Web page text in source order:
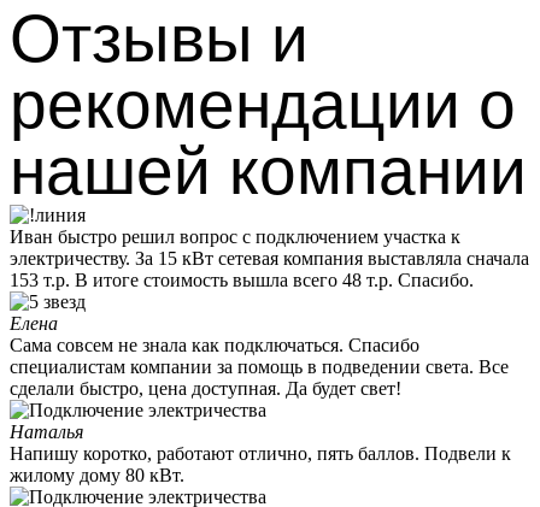
Отзывы и
рекомендации о
нашей компании
Иван быстро решил вопрос с подключением участка к
электричеству. За 15 кВт сетевая компания выставляла сначала
153 т.р. В итоге стоимость вышла всего 48 т.р. Спасибо.
Елена
Сама совсем не знала как подключаться. Спасибо
специалистам компании за помощь в подведении света. Все
сделали быстро, цена доступная. Да будет свет!
Наталья
Напишу коротко, работают отлично, пять баллов. Подвели к
жилому дому 80 кВт.